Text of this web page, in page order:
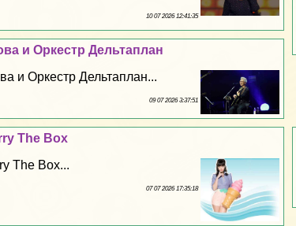
10 07 2026 12:41:35
и Оркестр Дельтаплан
и Оркестр Дельтаплан...
09 07 2026 3:37:51
The Box
The Box...
07 07 2026 17:35:18